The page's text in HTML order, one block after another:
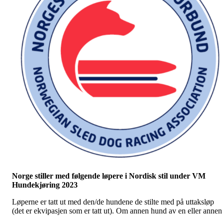
Norge stiller med følgende løpere i Nordisk stil under VM
Hundekjøring 2023
Løperne er tatt ut med den/de hundene de stilte med på uttaksløp
(det er ekvipasjen som er tatt ut). Om annen hund av en eller annen